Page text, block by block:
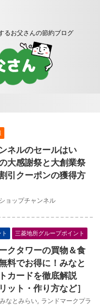
るお父さんの節約ブログ
ネルのセールはい
大感謝祭と大創業祭
引クーポンの獲得方
ショップチャンネル
三菱地所グループポイント
クタワーの買物＆食
料でお得に！みなと
カードを徹底解説
ット・作り方など］
みなとみらい, ランドマークプラ